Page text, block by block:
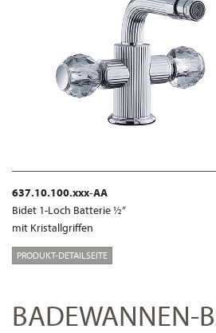
637.10.100.xxx-AA
Bidet 1-Loch Batterie ½“
mit Kristallgriffen
PRODUKT-DETAILSEITE
BADEWANNEN-